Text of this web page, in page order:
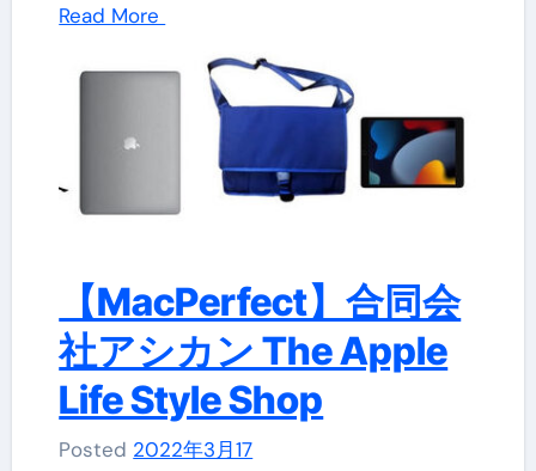
Read More
【MacPerfect】合同会
社アシカン The Apple
Life Style Shop
Posted 2022年3月17